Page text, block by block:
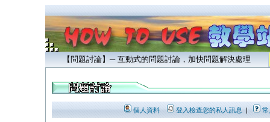
【問題討論】─ 互動式的問題討論，加快問題解決處理
個人資料 登入檢查您的私人訊息| 常